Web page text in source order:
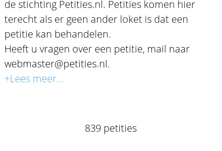
de stichting Petities.nl. Petities komen hier
terecht als er geen ander loket is dat een
petitie kan behandelen.
Heeft u vragen over een petitie, mail naar
webmaster@petities.nl.
+Lees meer...
839 petities